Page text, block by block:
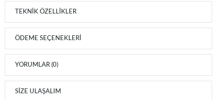
TEKNIK ÖZELLIKLER
ÖDEME SEÇENEKLERI
YORUMLAR (0)
SIZE ULAŞALIM